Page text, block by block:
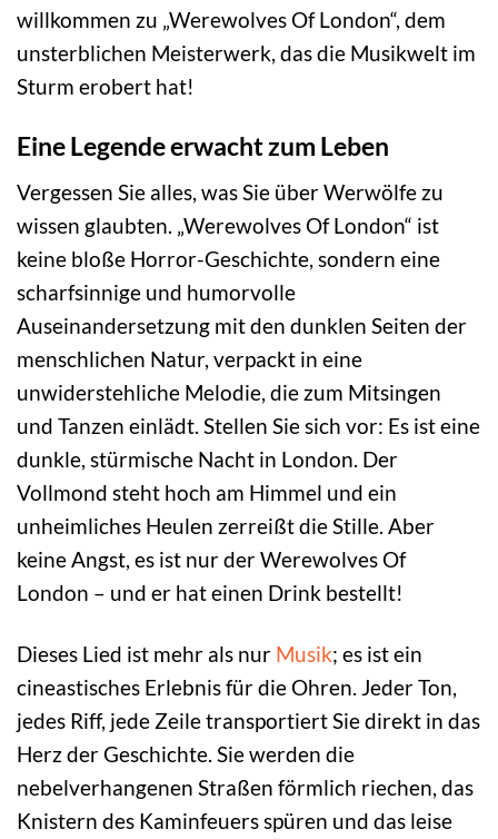
willkommen zu „Werewolves Of London“, dem
unsterblichen Meisterwerk, das die Musikwelt im
Sturm erobert hat!
Eine Legende erwacht zum Leben
Vergessen Sie alles, was Sie über Werwölfe zu
wissen glaubten. „Werewolves Of London“ ist
keine bloße Horror-Geschichte, sondern eine
scharfsinnige und humorvolle
Auseinandersetzung mit den dunklen Seiten der
menschlichen Natur, verpackt in eine
unwiderstehliche Melodie, die zum Mitsingen
und Tanzen einlädt. Stellen Sie sich vor: Es ist eine
dunkle, stürmische Nacht in London. Der
Vollmond steht hoch am Himmel und ein
unheimliches Heulen zerreißt die Stille. Aber
keine Angst, es ist nur der Werewolves Of
London – und er hat einen Drink bestellt!
Dieses Lied ist mehr als nur Musik; es ist ein
cineastisches Erlebnis für die Ohren. Jeder Ton,
jedes Riff, jede Zeile transportiert Sie direkt in das
Herz der Geschichte. Sie werden die
nebelverhangenen Straßen förmlich riechen, das
Knistern des Kaminfeuers spüren und das leise